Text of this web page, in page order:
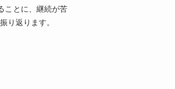
ことに、継続が苦
り返ります。